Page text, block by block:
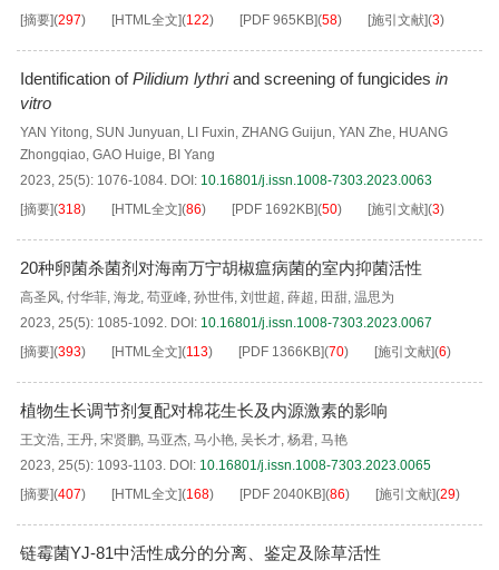
[摘要](297) [HTML全文](122) [PDF 965KB](58) [施引文献](3)
Identification ofPilidium lythriand screening of fungicides in
vitro
YAN Yitong, SUN Junyuan, LI Fuxin, ZHANG Guijun, YAN Zhe, HUANG
Zhongqiao, GAO Huige, BI Yang
2023, 25(5): 1076-1084. DOI: 10.16801/j.issn.1008-7303.2023.0063
[摘要](318) [HTML全文](86) [PDF 1692KB](50) [施引文献](3)
20种卵菌杀菌剂对海南万宁胡椒瘟病菌的室内抑菌活性
高圣风, 付华菲, 海龙, 苟亚峰, 孙世伟, 刘世超, 薛超, 田甜, 温思为
2023, 25(5): 1085-1092. DOI: 10.16801/j.issn.1008-7303.2023.0067
[摘要](393) [HTML全文](113) [PDF 1366KB](70) [施引文献](6)
植物生长调节剂复配对棉花生长及内源激素的影响
王文浩, 王丹, 宋贤鹏, 马亚杰, 马小艳, 吴长才, 杨君, 马艳
2023, 25(5): 1093-1103. DOI: 10.16801/j.issn.1008-7303.2023.0065
[摘要](407) [HTML全文](168) [PDF 2040KB](86) [施引文献](29)
链霉菌YJ-81中活性成分的分离、鉴定及除草活性